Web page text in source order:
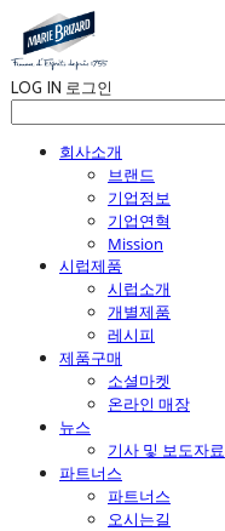
LOG IN 로그인
회사소개
브랜드
기업정보
기업연혁
Mission
시럽제품
시럽소개
개별제품
레시피
제품구매
소셜마켓
온라인 매장
뉴스
기사 및 보도자료
파트너스
파트너스
오시는길